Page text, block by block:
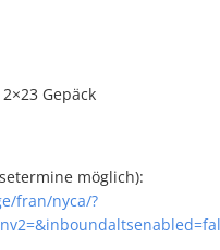
Gepäck
möglich):
fran/nyca/?